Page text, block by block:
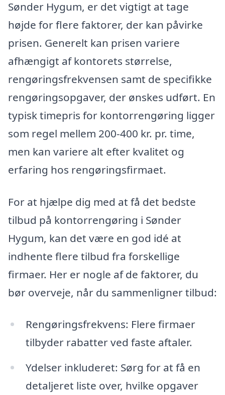
Sønder Hygum, er det vigtigt at tage
højde for flere faktorer, der kan påvirke
prisen. Generelt kan prisen variere
afhængigt af kontorets størrelse,
rengøringsfrekvensen samt de specifikke
rengøringsopgaver, der ønskes udført. En
typisk timepris for kontorrengøring ligger
som regel mellem 200-400 kr. pr. time,
men kan variere alt efter kvalitet og
erfaring hos rengøringsfirmaet.
For at hjælpe dig med at få det bedste
tilbud på kontorrengøring i Sønder
Hygum, kan det være en god idé at
indhente flere tilbud fra forskellige
firmaer. Her er nogle af de faktorer, du
bør overveje, når du sammenligner tilbud:
Rengøringsfrekvens: Flere firmaer
tilbyder rabatter ved faste aftaler.
Ydelser inkluderet: Sørg for at få en
detaljeret liste over, hvilke opgaver